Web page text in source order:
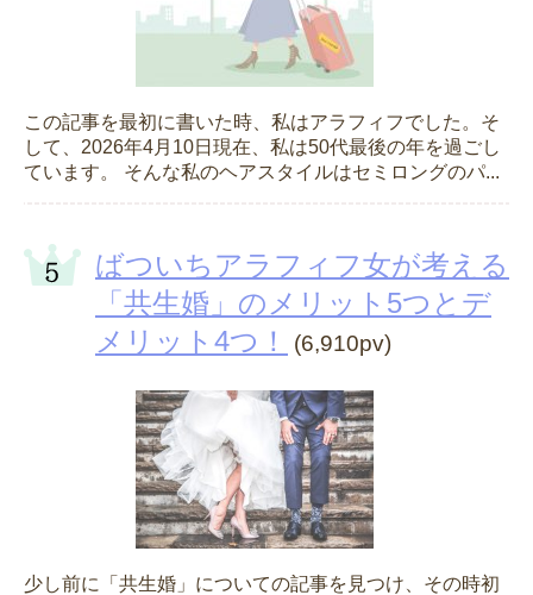
この記事を最初に書いた時、私はアラフィフでした。そ
して、2026年4月10日現在、私は50代最後の年を過ごし
ています。 そんな私のヘアスタイルはセミロングのパ...
ばついちアラフィフ女が考える
「共生婚」のメリット5つとデ
メリット4つ！
(6,910pv)
少し前に「共生婚」についての記事を見つけ、その時初